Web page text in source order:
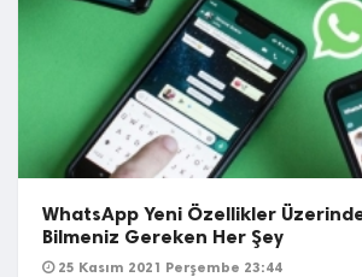
WhatsApp Yeni Özellikler Üzerinde
Bilmeniz Gereken Her Şey
25 Kasım 2021 Perşembe 23:44